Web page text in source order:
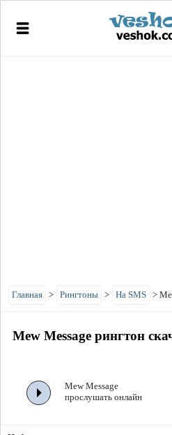
Главная > Рингтоны > На SMS >
Mew Message рингтон
Mew Message
прослушать онлайн